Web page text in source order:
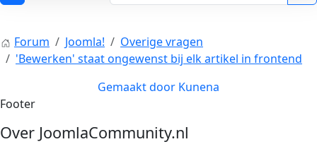
Forum Joomla!
Overige vragen
'Bewerken' staat ongewenst bij elk artikel in frontend
Gemaakt door Kunena
Footer
Over JoomlaCommunity.nl